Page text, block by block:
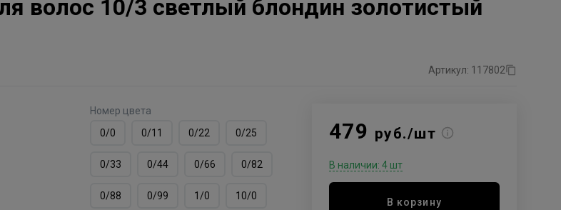
волос 10/3 светлый блондин золотистый
Артикул: 117802
Номер цвета
0/0
0/11 0/22 0/25
0/33 0/44 0/66 0/82
0/88 0/99 1/0 10/0
479 руб./шт
В наличии: 4 шт
В корзину